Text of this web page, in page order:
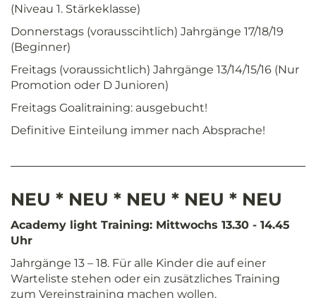
(Niveau 1. Stärkeklasse)
Donnerstags (vorausscihtlich) Jahrgänge 17/18/19
(Beginner)
Freitags (voraussichtlich) Jahrgänge 13/14/15/16 (Nur
Promotion oder D Junioren)
Freitags Goalitraining: ausgebucht!
Definitive Einteilung immer nach Absprache!
NEU * NEU * NEU * NEU * NEU
Academy light Training: Mittwochs 13.30 - 14.45
Uhr
Jahrgänge 13 – 18. Für alle Kinder die auf einer
Warteliste stehen oder ein zusätzliches Training
zum Vereinstraining machen wollen.